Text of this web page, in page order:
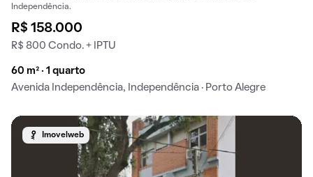
Independência.
R$ 158.000
R$ 800 Condo. + IPTU
60 m² · 1 quarto
Avenida Independência, Independência · Porto Alegre
Imovelweb